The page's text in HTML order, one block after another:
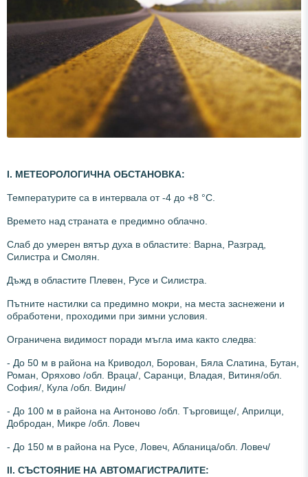
І. МЕТЕОРОЛОГИЧНА ОБСТАНОВКА:
Температурите са в интервала от -4 до +8 °С.
Времето над страната е предимно облачно.
Слаб до умерен вятър духа в областите: Варна, Разград,
Силистра и Смолян.
Дъжд в областите Плевен, Русе и Силистра.
Пътните настилки са предимно мокри, на места заснежени и
обработени, проходими при зимни условия.
Ограничена видимост поради мъгла има както следва:
- До 50 м в района на Криводол, Борован, Бяла Слатина, Бутан,
Роман, Оряхово /обл. Враца/, Саранци, Владая, Витиня/обл.
София/, Кула /обл. Видин/
- До 100 м в района на Антоново /обл. Търговище/, Априлци,
Добродан, Микре /обл. Ловеч
- До 150 м в района на Русе, Ловеч, Абланица/обл. Ловеч/
ІІ. СЪСТОЯНИЕ НА АВТОМАГИСТРАЛИТЕ: